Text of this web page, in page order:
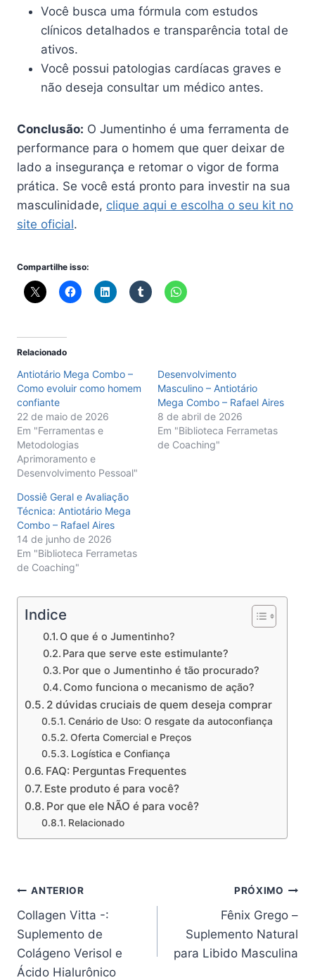
Você busca uma fórmula com estudos
clínicos detalhados e transparência total de
ativos.
Você possui patologias cardíacas graves e
não deseja consultar um médico antes.
Conclusão: O Jumentinho é uma ferramenta de
performance para o homem que quer deixar de
lado a insegurança e retomar o vigor de forma
prática. Se você está pronto para investir na sua
masculinidade, clique aqui e escolha o seu kit no
site oficial.
Compartilhe isso:
Relacionado
Antiotário Mega Combo –
Como evoluir como homem
confiante
22 de maio de 2026
Em "Ferramentas e
Metodologias
Aprimoramento e
Desenvolvimento Pessoal"
Desenvolvimento
Masculino – Antiotário
Mega Combo – Rafael Aires
8 de abril de 2026
Em "Biblioteca Ferrametas
de Coaching"
Dossiê Geral e Avaliação
Técnica: Antiotário Mega
Combo – Rafael Aires
14 de junho de 2026
Em "Biblioteca Ferrametas
de Coaching"
Indice
O que é o Jumentinho?
Para que serve este estimulante?
Por que o Jumentinho é tão procurado?
Como funciona o mecanismo de ação?
2 dúvidas cruciais de quem deseja comprar
Cenário de Uso: O resgate da autoconfiança
Oferta Comercial e Preços
Logística e Confiança
FAQ: Perguntas Frequentes
Este produto é para você?
Por que ele NÃO é para você?
Relacionado
Navegação
de
Post
ANTERIOR
Collagen Vitta -:
Suplemento de
Colágeno Verisol e
Ácido Hialurônico
PRÓXIMO
Fênix Grego –
Suplemento Natural
para Libido Masculina